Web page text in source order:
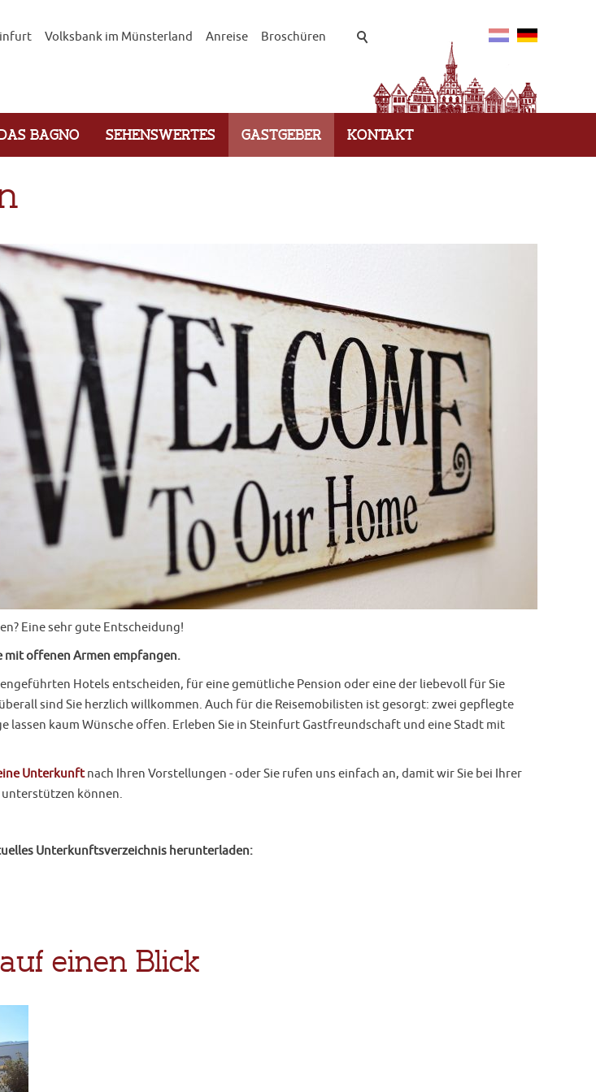
Volksbank im Münsterland Anreise Broschüren
BAGNO SEHENSWERTES GASTGEBER KONTAKT
Eine sehr gute Entscheidung!
mit offenen Armen empfangen.
Hotels entscheiden, für eine gemütliche Pension oder eine der liebevoll für Sie
sind Sie herzlich willkommen. Auch für die Reisemobilisten ist gesorgt: zwei gepflegte
lassen kaum Wünsche offen. Erleben Sie in Steinfurt Gastfreundschaft und eine Stadt mit
Unterkunftnach Ihren Vorstellungen - oder Sie rufen uns einfach an, damit wir Sie bei Ihrer
können.
Unterkunftsverzeichnis herunterladen:
einen Blick